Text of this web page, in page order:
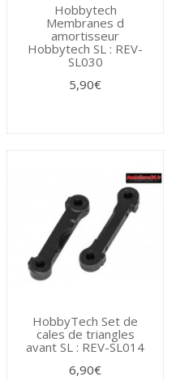
Hobbytech
Membranes d
amortisseur
Hobbytech SL : REV-
SL030
5,90€
HobbyTech Set de
cales de triangles
avant SL : REV-SL014
6,90€